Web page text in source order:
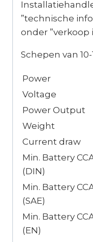
”technische
onder ”verkoop
Schepen van 10-
Power
Voltage
Power Output
Weight
Current draw
Min. Battery
(DIN)
Min. Battery
(SAE)
Min. Battery
(EN)